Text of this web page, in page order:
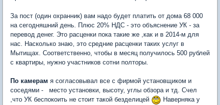
За пост (один охранник) вам надо будет платить от дома 68 000
на сегодняшний день. Плюс 20% НДС - это объяснение УК - за
перевод денег. Это расценки пока такие же ,как и в 2014-м для
нас. Насколько знаю, это средние расценки таких услуг в
Мытищах. Соответственно, чтобы в месяц получилось 500 рублей
с квартиры, нужно участников сотни полторы.
По камерам я согласовывал все с фирмой установщиком и
соседями - место установки, высоту, углы обзора и тд. Счел
,что УК беспокоить не стоит такой безделицей
Наверняка у